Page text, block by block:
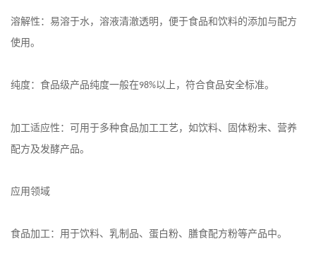
溶解性：易溶于水，溶液清澈透明，便于食品和饮料的添加与配方
使用。
纯度：食品级产品纯度一般在98%以上，符合食品安全标准。
加工适应性：可用于多种食品加工工艺，如饮料、固体粉末、营养
配方及发酵产品。
应用领域
食品加工：用于饮料、乳制品、蛋白粉、膳食配方粉等产品中。